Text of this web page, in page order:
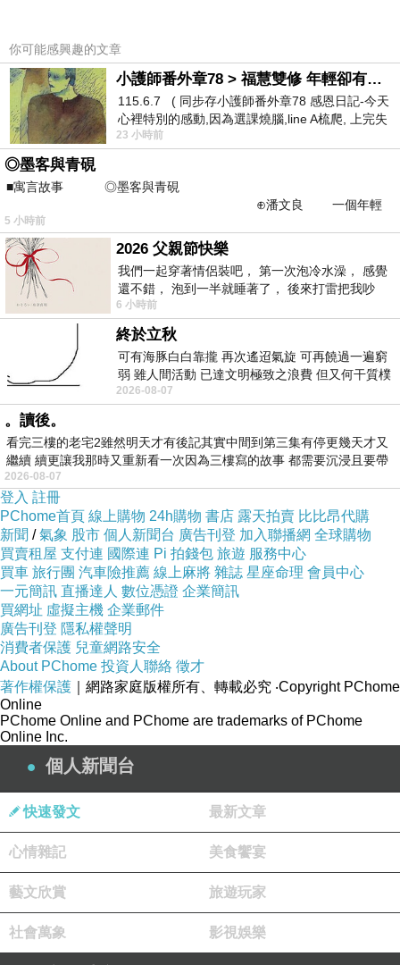
學。」爾時諸比丘，聞佛所說歡喜奉行。
六
聞如是，一時，佛在毘舍離，訶婆那園中，與
大比丘眾五百人俱。爾時師子大將，便往至世尊
所，頭面禮足在一面立。爾時如來告大將曰：
「施主檀越有五功德，云何為五？
於是施主名聞遠布，某甲村中，有此好施之
人，周窮濟乏無有愛惜，是謂師子大將，第一功
德，由施主所致。復次師子大將，施主檀越若至
剎利眾，婆羅門眾沙門眾中，皆無所畏亦無疑
難，是謂師子，第二功德。復次，施主檀越，多
為人所愛念，普來宗仰如子愛母，其心不相離，
施主亦復如是，多為人所愛。復次師子，施主檀
越布施之時，發歡喜心，以有歡喜則有悅豫，意
性堅固，是時便自覺有樂有苦，亦不變悔，如實
而自知。云何自知？知有苦諦苦習，苦盡苦出要
諦，如實知之。」爾時世尊便說斯偈：
施為眾福具，而逮第一義，其能憶施者，便發
歡喜心。
「復次，師子長者，施主檀越布施之時，身壞
命終生三十三天，又有五事勝彼諸天，云何為
五？一者，顏貌豪貴威神光明，二者，所欲自在
無事不果，三者，若檀越施主生人中者，值富貴
家。四者，饒財多寶，五者，言從語用。是謂師
子，檀越有此五功德，引入善道。」爾時，師子
大將聞佛所說，歡喜踊躍不能自勝，前白佛言：
「唯願世尊及比丘僧，當受我請。」爾時世尊默
然受請，時師子大將，已見世尊默然受請，即從
你可能感興趣的文章
小護師番外章78 > 福慧雙修 年輕卻有個老靈魂 ㄑ金剛經〉podcast
115.6.7 ( 同步存小護師番外章78 感恩日記-今天
心裡特別的感動,因為選課燒腦,line A梳爬, 上完失
智課的她,特來傾
23 小時前
◎墨客與青硯
■寓言故事 ◎墨客與青硯
⊕潘文良 一個年輕
的墨客，在京城的古玩肆裡
5 小時前
2026 父親節快樂
我們一起穿著情侶裝吧， 第一次泡冷水澡， 感覺
還不錯， 泡到一半就睡著了， 後來打雷把我吵
醒， 手
6 小時前
終於立秋
可有海豚白白靠攏 再次遙迢氣旋 可再饒過一遍窮
弱 雖人間活動 已達文明極致之浪費 但又何干質樸
者 只能白白陪葬
2026-08-07
。讀後。
看完三樓的老宅2雖然明天才有後記其實中間到第三集有停更幾天才又
繼續 續更讓我那時又重新看一次因為三樓寫的故事 都需要沉浸且要帶
有
2026-08-07
登入 註冊
PChome首頁 線上購物 24h購物 書店 露天拍賣 比比昂代購
新聞 /氣象 股市 個人新聞台 廣告刊登 加入聯播網 全球購物
買賣租屋 支付連 國際連 Pi 拍錢包 旅遊 服務中心
買車 旅行團 汽車險推薦 線上麻將 雜誌 星座命理 會員中心
一元簡訊 直播達人 數位憑證 企業簡訊
買網址 虛擬主機 企業郵件
廣告刊登 隱私權聲明
消費者保護 兒童網路安全
About PChome 投資人聯絡 徵才
著作權保護 ｜網路家庭版權所有、轉載必究 ‧Copyright PChome
Online
PChome Online and PChome are trademarks of PChome
Online Inc.
個人新聞台
快速發文 最新文章
心情雜記 美食饗宴
藝文欣賞 旅遊玩家
社會萬象 影視娛樂